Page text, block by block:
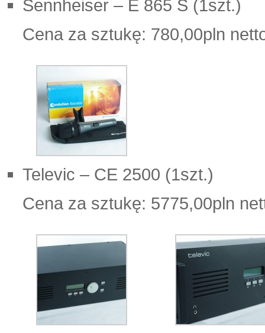
Sennheiser – E 865 S (1szt.)
Cena za sztukę: 780,00pln
Televic – CE 2500 (1szt.)
Cena za sztukę: 5775,00pln